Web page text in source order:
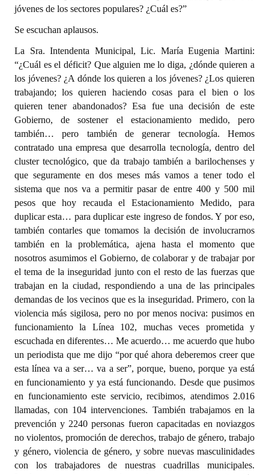
jóvenes de los sectores populares? ¿Cuál es?”
Se escuchan aplausos.
La Sra. Intendenta Municipal, Lic. María Eugenia Martini:
“¿Cuál es el déficit? Que alguien me lo diga, ¿dónde quieren a
los jóvenes? ¿A dónde los quieren a los jóvenes? ¿Los quieren
trabajando; los quieren haciendo cosas para el bien o los
quieren tener abandonados? Esa fue una decisión de este
Gobierno, de sostener el estacionamiento medido, pero
también… pero también de generar tecnología. Hemos
contratado una empresa que desarrolla tecnología, dentro del
cluster tecnológico, que da trabajo también a barilochenses y
que seguramente en dos meses más vamos a tener todo el
sistema que nos va a permitir pasar de entre 400 y 500 mil
pesos que hoy recauda el Estacionamiento Medido, para
duplicar esta… para duplicar este ingreso de fondos. Y por eso,
también contarles que tomamos la decisión de involucrarnos
también en la problemática, ajena hasta el momento que
nosotros asumimos el Gobierno, de colaborar y de trabajar por
el tema de la inseguridad junto con el resto de las fuerzas que
trabajan en la ciudad, respondiendo a una de las principales
demandas de los vecinos que es la inseguridad. Primero, con la
violencia más sigilosa, pero no por menos nociva: pusimos en
funcionamiento la Línea 102, muchas veces prometida y
escuchada en diferentes… Me acuerdo… me acuerdo que hubo
un periodista que me dijo “por qué ahora deberemos creer que
esta línea va a ser… va a ser”, porque, bueno, porque ya está
en funcionamiento y ya está funcionando. Desde que pusimos
en funcionamiento este servicio, recibimos, atendimos 2.016
llamadas, con 104 intervenciones. También trabajamos en la
prevención y 2240 personas fueron capacitadas en noviazgos
no violentos, promoción de derechos, trabajo de género, trabajo
y género, violencia de género, y sobre nuevas masculinidades
con los trabajadores de nuestras cuadrillas municipales.